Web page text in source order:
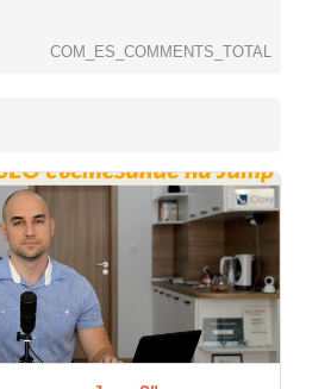
COM_ES_COMMENTS_TOTAL